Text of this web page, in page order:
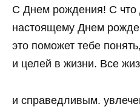
С Днем рождения! С что
настоящему Днем
это поможет тебе
и целей в жизни. Все
и справедливым.